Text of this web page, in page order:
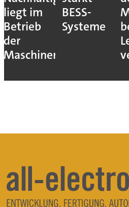
liegt im
Betrieb
der
Maschinen
BESS-
Systeme